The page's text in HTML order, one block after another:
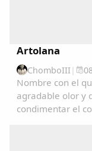
Artolana
ChomboIII |
Nombre con el
agradable olor y
condimentar el